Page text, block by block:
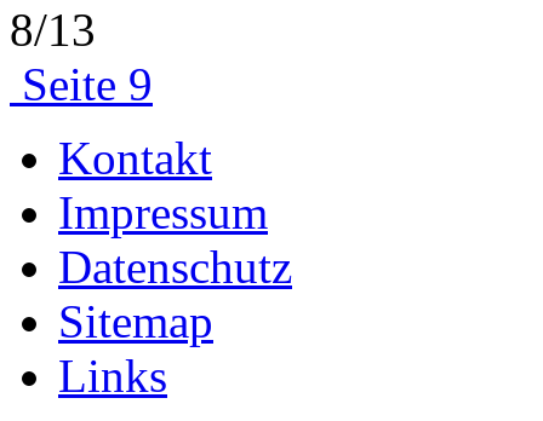
8/13
Seite 9
Kontakt
Impressum
Datenschutz
Sitemap
Links